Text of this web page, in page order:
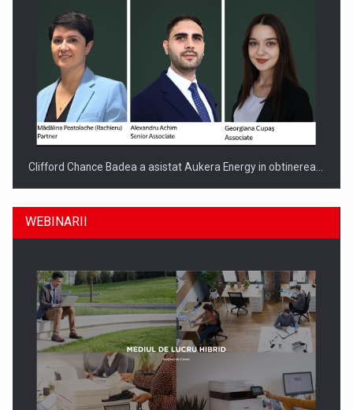
Clifford Chance Badea a asistat Aukera Energy in obtinerea…
SAPTE PERSONALITATI DIN MEDIUL DE AFACERI, ACADEMIC
SI INSTITUTIONAL…
WEBINARII